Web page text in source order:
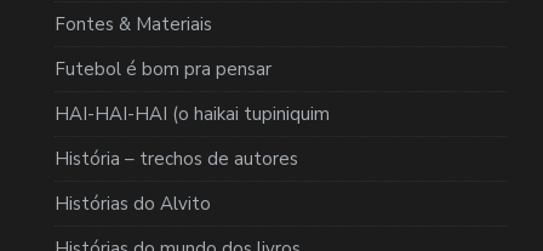
Fontes & Materiais
Futebol é bom pra pensar
HAI-HAI-HAI (o haikai tupiniquim
História – trechos de autores
Histórias do Alvito